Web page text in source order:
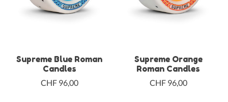
Supreme Blue Roman
Candles
CHF 96,00
Supreme Orange
Roman Candles
CHF 96,00